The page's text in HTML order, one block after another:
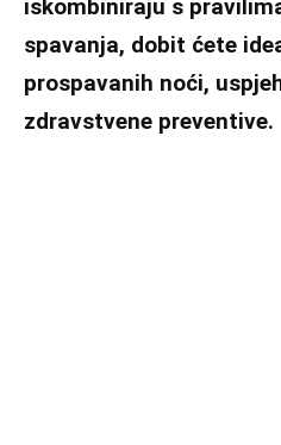
iskombiniraju s
spavanja, dobit ćete
prospavanih noći,
zdravstvene preventive.